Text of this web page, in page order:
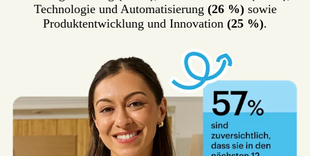
Technologie und Automatisierung (26 %)sowie
Produktentwicklung und Innovation (25 %).